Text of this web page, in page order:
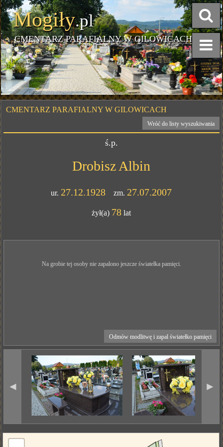
Mogiły.pl
CMENTARZ PARAFIALNY W GILOWICACH
CMENTARZ PARAFIALNY W GILOWICACH
Wróć do listy wyszukiwania
ś.p.
Drobisz Albin
ur. 27.12.1928 zm. 27.07.2007
żył(a) 78 lat
Na grobie tej osoby nie zapalono jeszcze światełka pamięci.
Odmów modlitwę i zapal światełko pamięci
◄ ►